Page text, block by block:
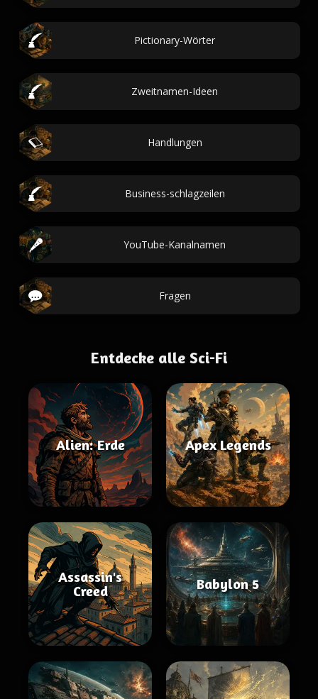
Pictionary-Wörter
Zweitnamen-Ideen
Handlungen
Business-schlagzeilen
YouTube-Kanalnamen
Fragen
Entdecke alle Sci-Fi
Alien: Erde Apex Legends
Assassin's
Creed
Babylon 5